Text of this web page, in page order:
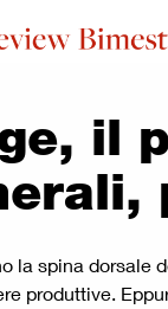
il
la spina dorsale
produttive.